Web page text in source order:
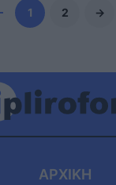
1 2 →
ΑΡΧΙΚΗ